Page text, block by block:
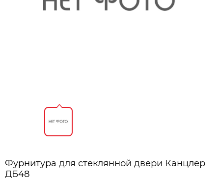
Фурнитура для стеклянной двери Канцлер
ДБ48